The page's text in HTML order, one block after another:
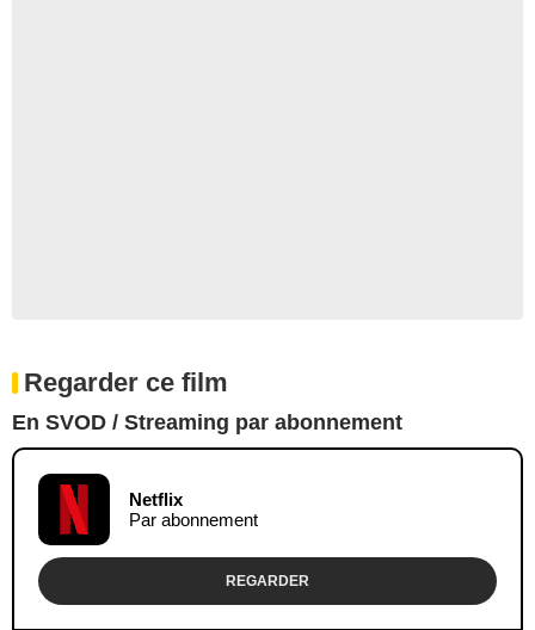
Regarder ce film
En SVOD / Streaming par abonnement
Netflix
Par abonnement
REGARDER